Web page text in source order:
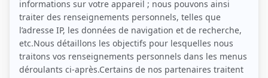
Liens
Fiche de Rita Bibeau sur Showbizz.net